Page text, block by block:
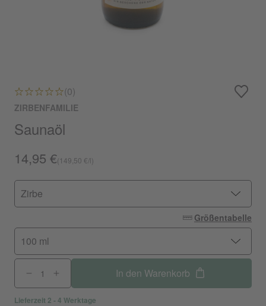
(0)
ZIRBENFAMILIE
Saunaöl
14,95 €(149,50 €/l)
Zirbe
Größentabelle
100 ml
In den Warenkorb
Lieferzeit 2 - 4 Werktage